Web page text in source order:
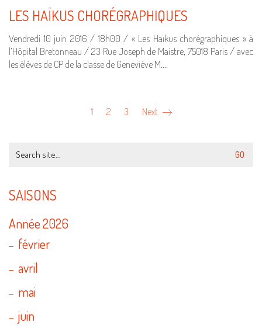
LES HAÏKUS CHORÉGRAPHIQUES
Vendredi 10 juin 2016 / 18h00 / « Les Haïkus chorégraphiques » à
l’Hôpital Bretonneau / 23 Rue Joseph de Maistre, 75018 Paris / avec
les élèves de CP de la classe de Geneviève M.…
1 2 3 Next
for:
SAISONS
Année 2026
février
avril
mai
juin